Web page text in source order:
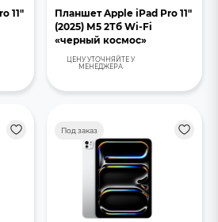
11"
Планшет Apple iPad Pro 11"
(2025) М5 2Тб Wi-Fi
«черный космос»
ЦЕНУ УТОЧНЯЙТЕ У
МЕНЕДЖЕРА
Под заказ